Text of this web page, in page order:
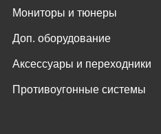
Мониторы и тюнеры
Доп. оборудование
Аксессуары и переходники
Противоугонные системы